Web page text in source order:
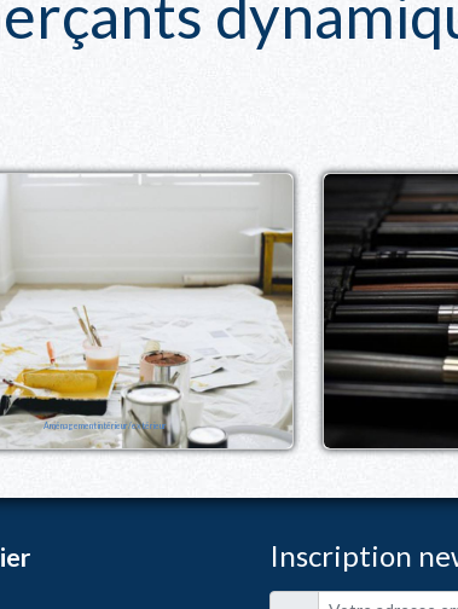
Aménagement intérieur/extérieur
Inscription